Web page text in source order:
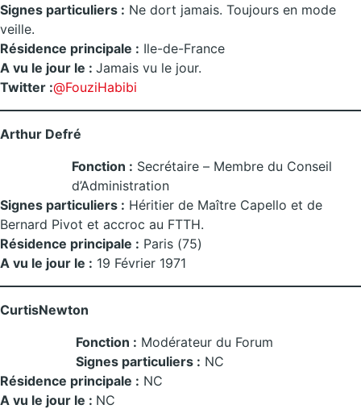
Signes particuliers : Ne dort jamais. Toujours en mode
veille.
Résidence principale : Ile-de-France
A vu le jour le : Jamais vu le jour.
Twitter :@FouziHabibi
Arthur Defré
Fonction : Secrétaire – Membre du Conseil
d’Administration
Signes particuliers : Héritier de Maître Capello et de
Bernard Pivot et accroc au FTTH.
Résidence principale : Paris (75)
A vu le jour le : 19 Février 1971
CurtisNewton
Fonction : Modérateur du Forum
Signes particuliers : NC
Résidence principale : NC
A vu le jour le : NC